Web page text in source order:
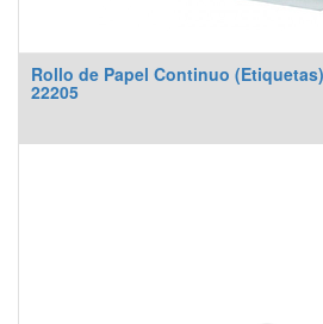
Rollo de Papel Continuo
22205